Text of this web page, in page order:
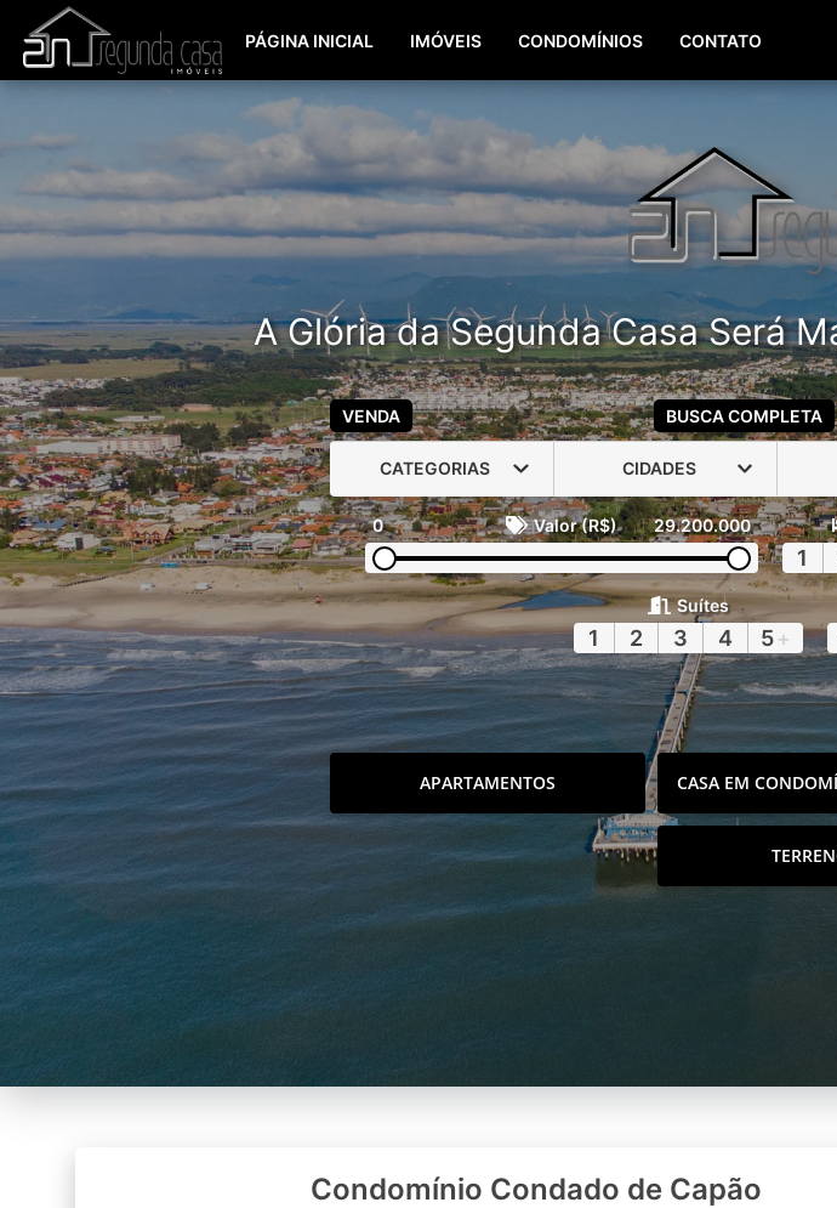
(51) 99960-3940
PÁGINA INICIAL IMÓVEIS CONDOMÍNIOS CONTATO
A Glória da Segunda Casa Será
VENDA BUSCA COMPLETA
CATEGORIAS CIDADES
0 Valor (R$) 29.200.000
1
Suítes
1 2 3 4 5+
APARTAMENTOS CASA EM
Condomínio Condado de Capão